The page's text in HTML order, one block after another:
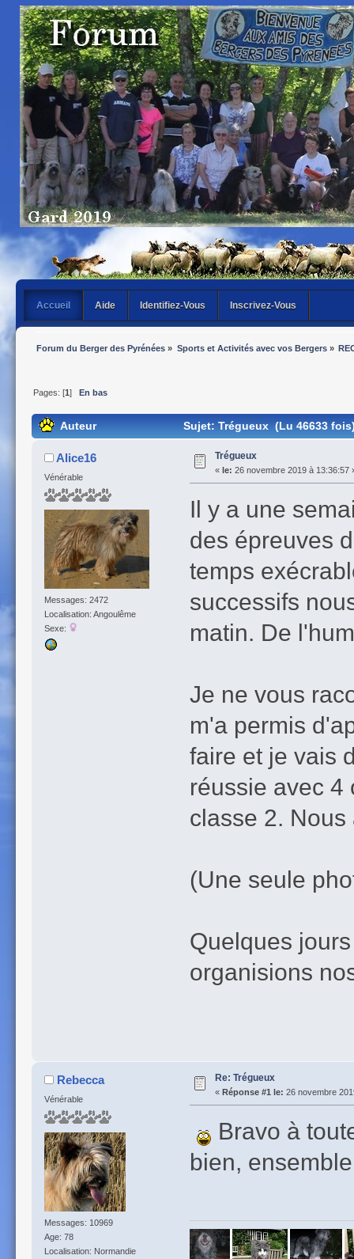
Accueil Aide Identifiez-Vous Inscrivez-Vous
Forum du Berger des Pyrénées » Sports et Activités avec vos Bergers»
Pages: [1] En bas
Auteur Sujet: Trégueux (Lu 46633
Alice16
Vénérable
Messages: 2472
Localisation: Angoulême
Sexe:
Trégueux
« le: 26 novembre 2019 à 13:36:57
Il y a une
des épreuves
temps
successifs
matin. De
Je ne vous
m'a permis
faire et je vais
réussie avec 4
classe 2.
(Une seule
Quelques
organisions
Rebecca
Vénérable
Messages: 10969
Age: 78
Localisation: Normandie
Re: Trégueux
« Réponse #1 le: 26 novembre
Bravo à
bien,